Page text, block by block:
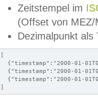
Zeitstempel im
(Offset von MEZ/
Dezimalpunkt als
[
{"timestamp":"2000-01-
{"timestamp":"2000-01-
{"timestamp":"2000-01-
]